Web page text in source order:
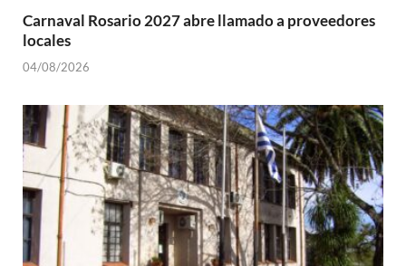
Carnaval Rosario 2027 abre llamado a proveedores
locales
04/08/2026